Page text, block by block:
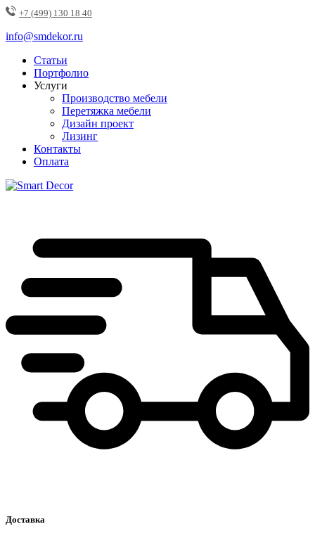
+7 (499) 130 18 40
info@smdekor.ru
Статьи
Портфолио
Услуги
Производство мебели
Перетяжка мебели
Дизайн проект
Лизинг
Контакты
Оплата
Доставка